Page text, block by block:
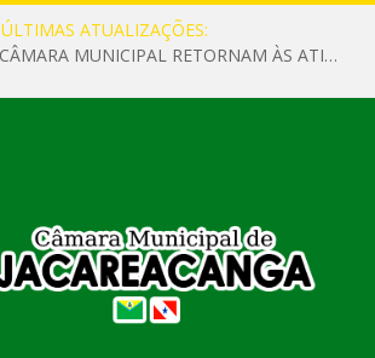
ÚLTIMAS ATUALIZAÇÕES:
SERVIDORES DA CÂMARA MUNICIPAL RETORNAM ÀS ATIVIDADES APÓS O RECESSO PARLAMENTAR